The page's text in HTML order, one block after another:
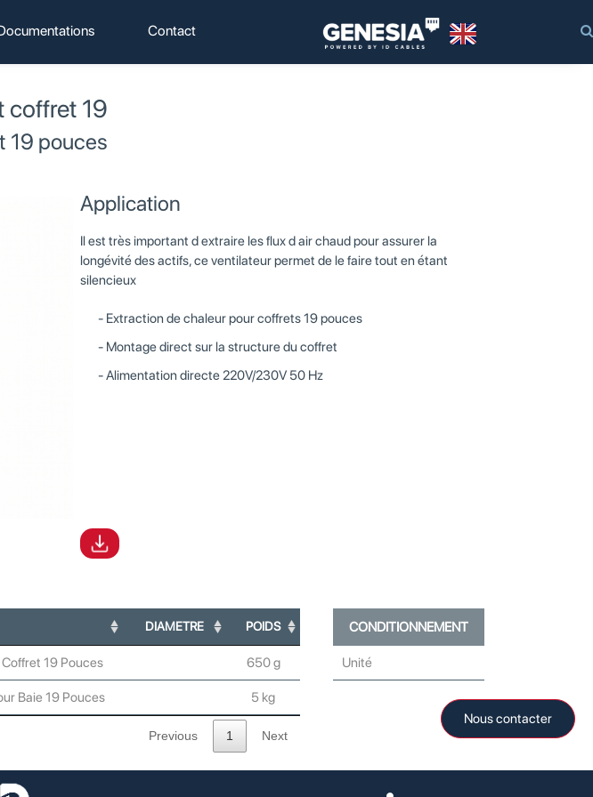
Contact
coffret 19
19 pouces
Application
Il est très important d extraire les flux d air chaud pour assurer la
longévité des actifs, ce ventilateur permet de le faire tout en étant
silencieux
Extraction de chaleur pour coffrets 19 pouces
Montage direct sur la structure du coffret
Alimentation directe 220V/230V 50 Hz
DIAMETRE POIDS
19 Pouces 650 g
Baie 19 Pouces 5 kg
Previous 1 Next
CONDITIONNEMENT
Unité
Nous contacter